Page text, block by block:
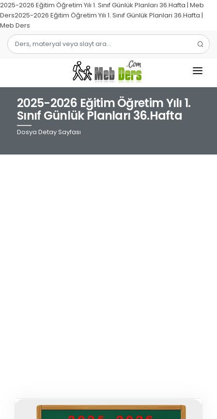
2025-2026 Eğitim Öğretim Yılı 1. Sınıf Günlük Planları 36.Hafta | Meb
Ders2025-2026 Eğitim Öğretim Yılı 1. Sınıf Günlük Planları 36.Hafta |
Meb Ders
1.SINIF
2.SINIF
2025-2026 Eğitim Öğretim Yılı 1.
Sınıf Günlük Planları 36.Hafta
Dosya Detay Sayfası